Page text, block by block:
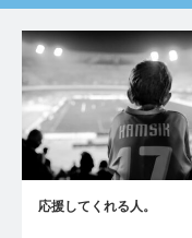
応援してくれる人。